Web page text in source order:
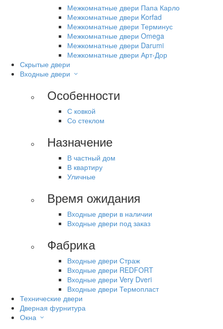
Межкомнатные двери Папа Карло
Межкомнатные двери Korfad
Межкомнатные двери Терминус
Межкомнатные двери Omega
Межкомнатные двери Darumi
Межкомнатные двери Арт-Дор
Скрытые двери
Входные двери
Особенности
С ковкой
Со стеклом
Назначение
В частный дом
В квартиру
Уличные
Время ожидания
Входные двери в наличии
Входные двери под заказ
Фабрика
Входные двери Страж
Входные двери REDFORT
Входные двери Very Dveri
Входные двери Термопласт
Технические двери
Дверная фурнитура
Окна